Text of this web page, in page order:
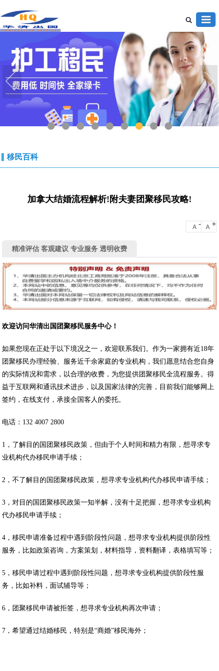
2 3 4 5 6 7 8 9
移民百科
加拿大结婚流程解析!附夫妻团聚移民攻略!
A - A +
精准评估 客观建议 专业服务 透明收费
欢迎访问华清出国团聚移民服务中心！
如果您现在正处于以下境况之一，欢迎联系我们。作为一家拥有近18年
团聚移民办理经验、服务近千余家庭的专业机构，我们愿意结合您自身
的实际情况和需求，以合理的收费，为您提供团聚移民全流程服务。得
益于互联网和通讯技术进步，以及国家法律的完善，目前我们能够网上
签约，在线支付，承接全国客人的委托。
电话：132 4007 2800
1，了解目的国团聚移民政策，但由于个人时间和精力有限，想寻求专
业机构代办移民申请手续；
2，不了解目的国团聚移民政策，想寻求专业机构代办移民申请手续；
3，对目的国团聚移民政策一知半解，没有十足把握，想寻求专业机构
代办移民申请手续；
4，移民申请准备过程中遇到阶段性问题，想寻求专业机构提供阶段性
服务，比如政策咨询，方案策划，材料指导，资料翻译，表格填写等；
5，移民申请过程中遇到阶段性问题，想寻求专业机构提供阶段性服
务，比如补料，面试辅导等；
6，团聚移民申请被拒签，想寻求专业机构再次申请；
7，希望通过结婚移民，特别是“商婚”移民海外；